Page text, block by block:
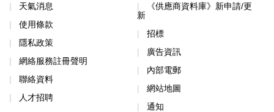
天氣消息
使用條款
隱私政策
網絡服務註冊聲明
聯絡資料
人才招聘
《供應商資料庫》新申請/更
新
招標
廣告資訊
內部電郵
網站地圖
通知